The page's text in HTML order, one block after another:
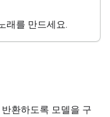
래를 만드세요.
환하도록 모델을 구